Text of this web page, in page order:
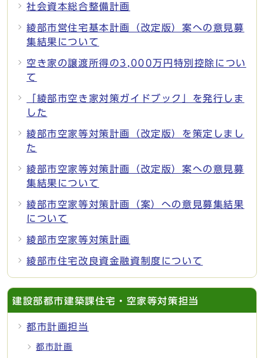
社会資本総合整備計画
綾部市営住宅基本計画（改定版）案への意見募
集結果について
空き家の譲渡所得の3,000万円特別控除につい
て
「綾部市空き家対策ガイドブック」を発行しま
した
綾部市空家等対策計画（改定版）を策定しまし
た
綾部市空家等対策計画（改定版）案への意見募
集結果について
綾部市空家等対策計画（案）への意見募集結果
について
綾部市空家等対策計画
綾部市住宅改良資金融資制度について
建設部都市建築課住宅・空家等対策担当
都市計画担当
都市計画